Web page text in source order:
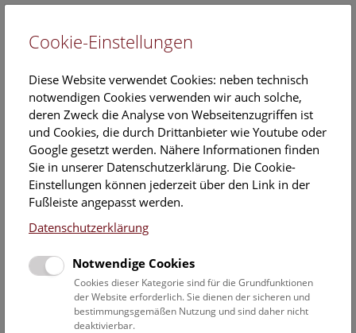
EN
Veranstaltungskalender
Informationen zu Gruppen,- Kindergarten- und
Schulprogrammen finden Siehier
Datumsfilter
1.1.2022
Cookie-Einstellungen
Diese Website verwendet Cookies: neben technisch
notwendigen Cookies verwenden wir auch solche,
deren Zweck die Analyse von Webseitenzugriffen ist
und Cookies, die durch Drittanbieter wie Youtube oder
Google gesetzt werden. Nähere Informationen finden
Sie in unserer Datenschutzerklärung. Die Cookie-
Einstellungen können jederzeit über den Link in der
Fußleiste angepasst werden.
Datenschutzerklärung
Notwendige Cookies
Cookies dieser Kategorie sind für die Grundfunktionen
der Website erforderlich. Sie dienen der sicheren und
bestimmungsgemäßen Nutzung und sind daher nicht
deaktivierbar.